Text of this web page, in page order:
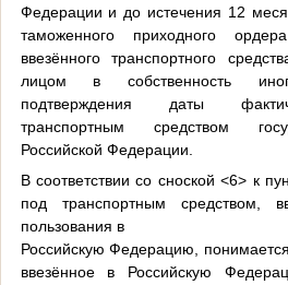
Федерации и до истечения 12
таможенного приходного
ввезённого транспортного
лицом в собственность
подтверждения даты
транспортным средством
Российской Федерации.
В соответствии со сноской <6> к
под транспортным средством,
пользования в
Российскую Федерацию,
ввезённое в Российскую